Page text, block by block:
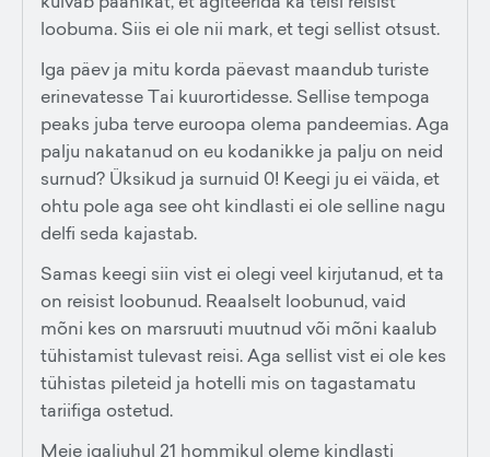
loobuma. Siis ei ole nii mark, et tegi sellist otsust.
Iga päev ja mitu korda päevast maandub turiste
erinevatesse Tai kuurortidesse. Sellise tempoga
peaks juba terve euroopa olema pandeemias. Aga
palju nakatanud on eu kodanikke ja palju on neid
surnud? Üksikud ja surnuid 0! Keegi ju ei väida, et
ohtu pole aga see oht kindlasti ei ole selline nagu
delfi seda kajastab.
Samas keegi siin vist ei olegi veel kirjutanud, et ta
on reisist loobunud. Reaalselt loobunud, vaid
mõni kes on marsruuti muutnud või mõni kaalub
tühistamist tulevast reisi. Aga sellist vist ei ole kes
tühistas pileteid ja hotelli mis on tagastamatu
tariifiga ostetud.
Meie igaljuhul 21 hommikul oleme kindlasti